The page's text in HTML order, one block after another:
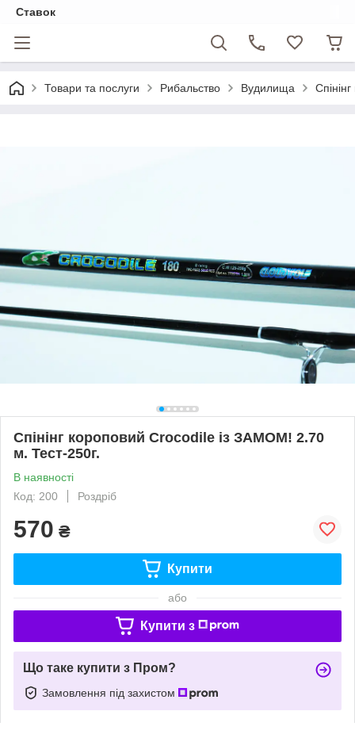
Ставок
Товари та послуги Рибальство Вудилища
Спінінг короповий Crocodile із ЗАМОМ! 2.70
м. Тест-250г.
В наявності
Код: 200
Роздріб
570 ₴
Купити
або
Купити з
Що таке купити з Пром?
Замовлення під захистом